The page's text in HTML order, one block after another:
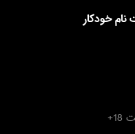
خودکار